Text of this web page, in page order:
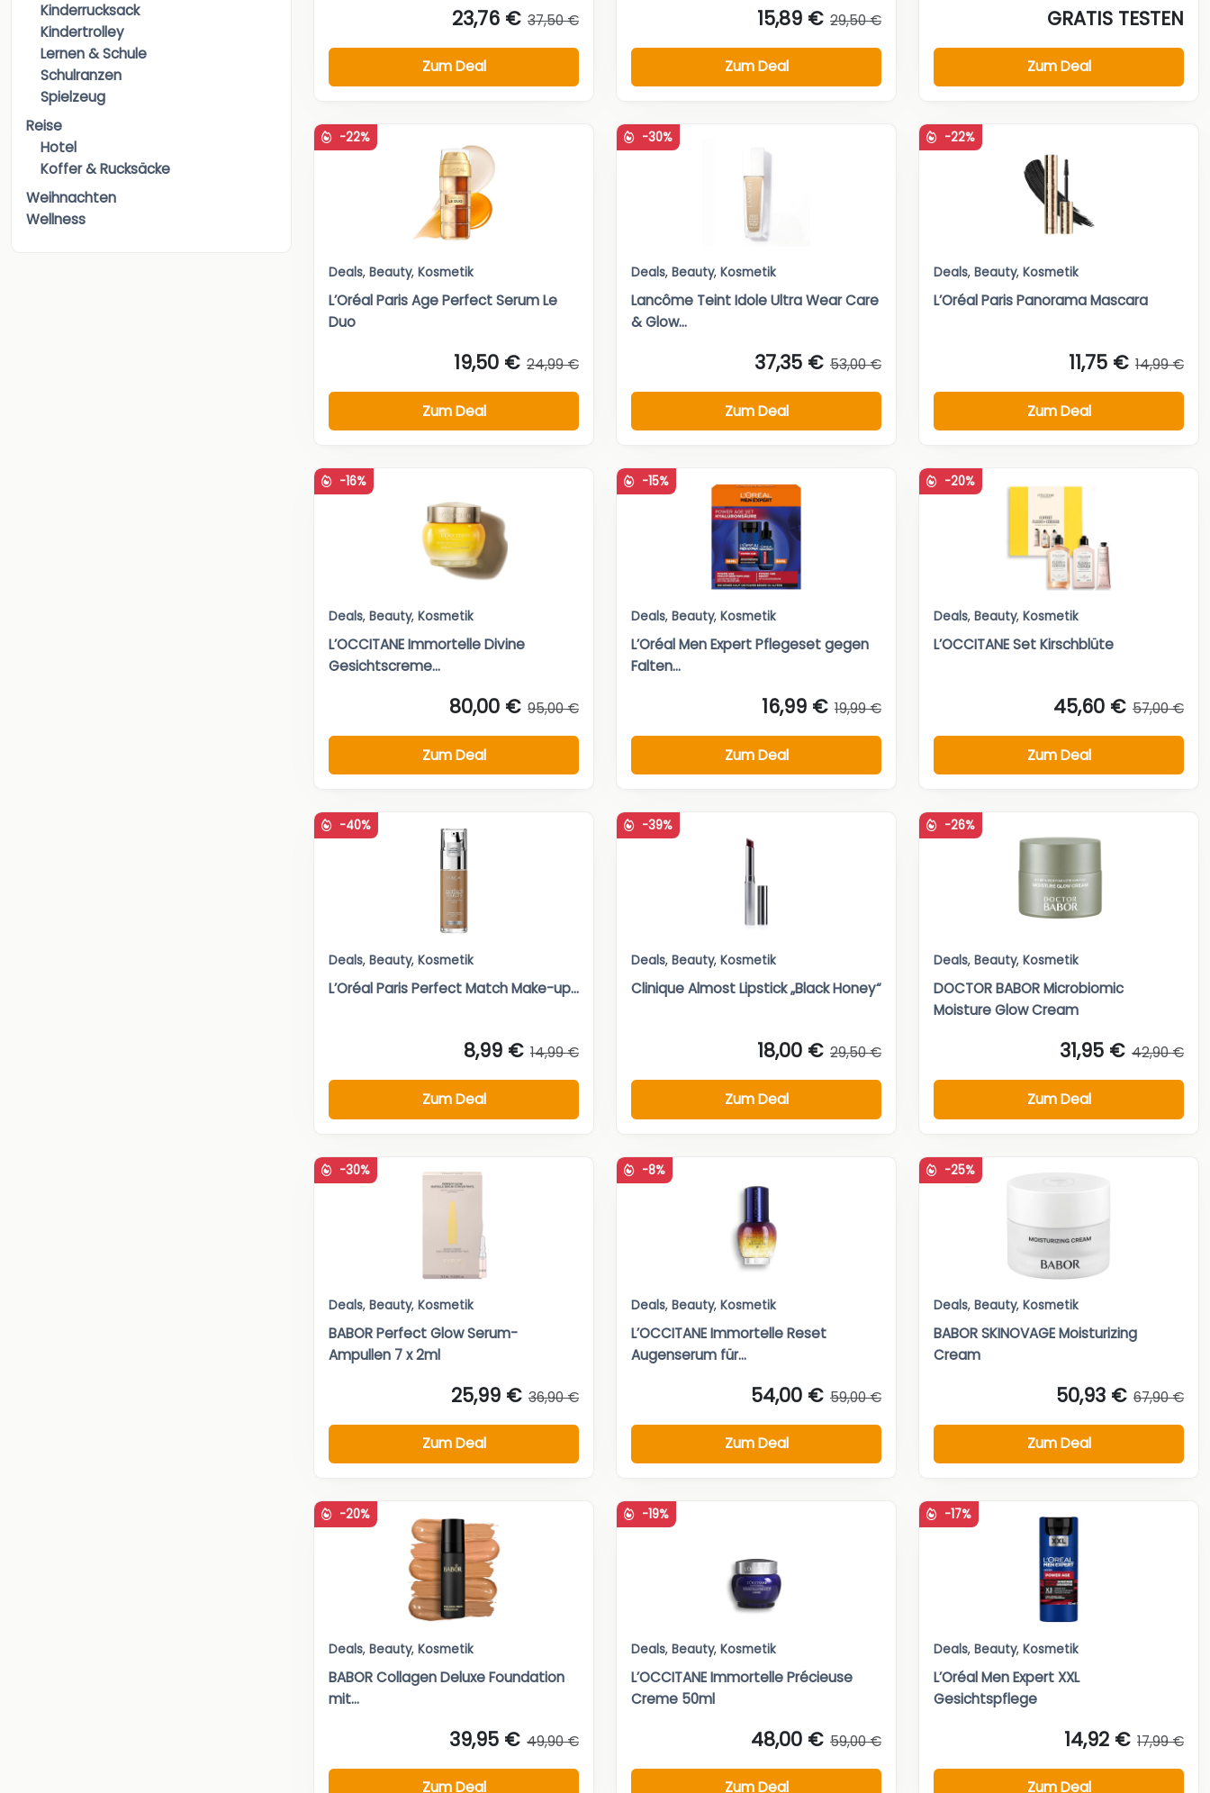
Kinderrucksack
Kindertrolley
Lernen & Schule
Schulranzen
Spielzeug
Reise
Hotel
Koffer & Rucksäcke
Weihnachten
Wellness
23,76 € 37,50 €
Zum Deal
15,89 € 29,50 €
Zum Deal
GRATIS TESTEN
Zum Deal
-22%
Deals, Beauty, Kosmetik
L’Oréal Paris Age Perfect Serum Le
Duo
19,50 € 24,99 €
Zum Deal
-30%
Deals, Beauty, Kosmetik
Lancôme Teint Idole Ultra Wear Care
& Glow...
37,35 € 53,00 €
Zum Deal
-22%
Deals, Beauty, Kosmetik
L’Oréal Paris Panorama Mascara
11,75 € 14,99 €
Zum Deal
-16%
Deals, Beauty, Kosmetik
L’OCCITANE Immortelle Divine
Gesichtscreme...
80,00 € 95,00 €
Zum Deal
-15%
Deals, Beauty, Kosmetik
L’Oréal Men Expert Pflegeset gegen
Falten...
16,99 € 19,99 €
Zum Deal
-20%
Deals, Beauty, Kosmetik
L’OCCITANE Set Kirschblüte
45,60 € 57,00 €
Zum Deal
-40%
Deals, Beauty, Kosmetik
L’Oréal Paris Perfect Match Make-up...
8,99 € 14,99 €
Zum Deal
-39%
Deals, Beauty, Kosmetik
Clinique Almost Lipstick „Black Honey“
18,00 € 29,50 €
Zum Deal
-26%
Deals, Beauty, Kosmetik
DOCTOR BABOR Microbiomic
Moisture Glow Cream
31,95 € 42,90 €
Zum Deal
-30%
Deals, Beauty, Kosmetik
BABOR Perfect Glow Serum-
Ampullen 7 x 2ml
25,99 € 36,90 €
Zum Deal
-8%
Deals, Beauty, Kosmetik
L’OCCITANE Immortelle Reset
Augenserum für...
54,00 € 59,00 €
Zum Deal
-25%
Deals, Beauty, Kosmetik
BABOR SKINOVAGE Moisturizing
Cream
50,93 € 67,90 €
Zum Deal
-20%
Deals, Beauty, Kosmetik
BABOR Collagen Deluxe Foundation
mit...
39,95 € 49,90 €
Zum Deal
-19%
Deals, Beauty, Kosmetik
L’OCCITANE Immortelle Précieuse
Creme 50ml
48,00 € 59,00 €
Zum Deal
-17%
Deals, Beauty, Kosmetik
L’Oréal Men Expert XXL
Gesichtspflege
14,92 € 17,99 €
Zum Deal